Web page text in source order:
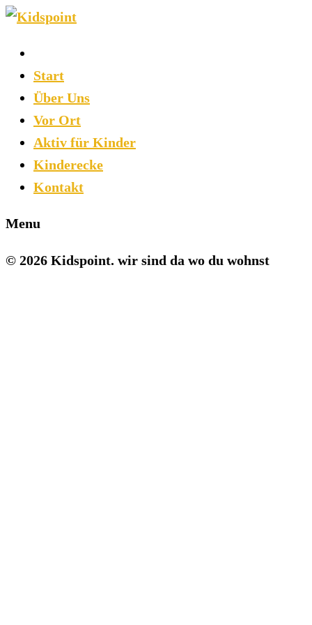
Start
Über Uns
Vor Ort
Aktiv für Kinder
Kinderecke
Kontakt
Menu
© 2026 Kidspoint. wir sind da wo du wohnst